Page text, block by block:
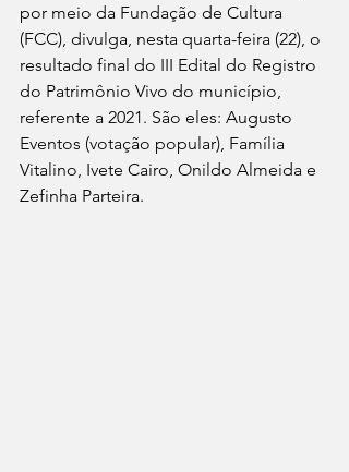
por meio da Fundação de Cultura
(FCC), divulga, nesta quarta-feira (22), o
resultado final do III Edital do Registro
do Patrimônio Vivo do município,
referente a 2021. São eles: Augusto
Eventos (votação popular), Família
Vitalino, Ivete Cairo, Onildo Almeida e
Zefinha Parteira.